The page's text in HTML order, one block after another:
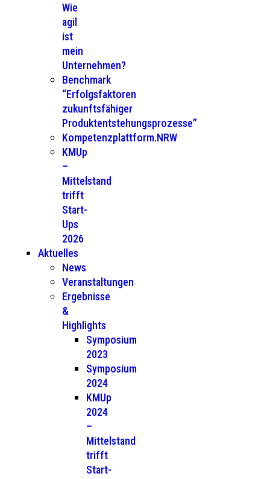
Wie
agil
ist
mein
Unternehmen?
Benchmark
“Erfolgsfaktoren
zukunftsfähiger
Produktentstehungsprozesse”
Kompetenzplattform.NRW
KMUp
–
Mittelstand
trifft
Start-
Ups
2026
Aktuelles
News
Veranstaltungen
Ergebnisse
&
Highlights
Symposium
2023
Symposium
2024
KMUp
2024
–
Mittelstand
trifft
Start-